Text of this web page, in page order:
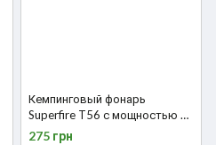
Кемпинговый фонарь
Superfire T56 с мощностью 5
Вт
275 грн